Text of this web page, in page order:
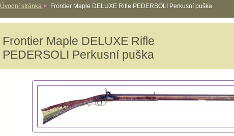
Úvodní stránka Frontier Maple DELUXE Rifle PEDERSOLI Perkusní puška
Frontier Maple DELUXE Rifle
PEDERSOLI Perkusní puška